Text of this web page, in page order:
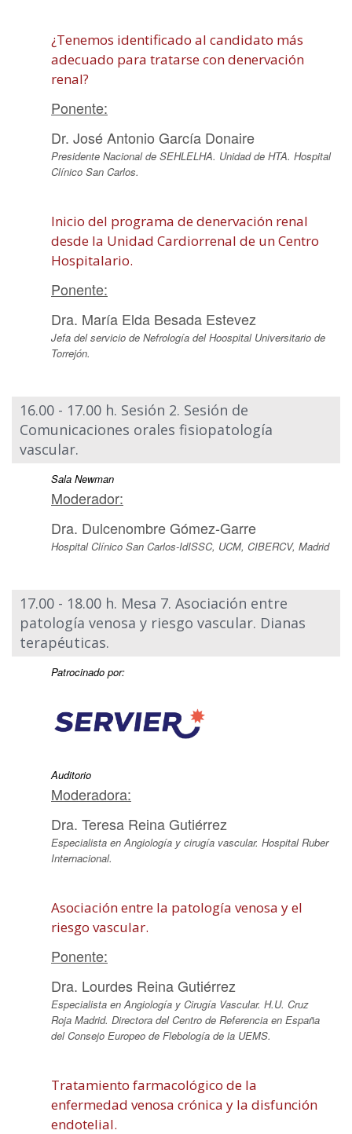
¿Tenemos identificado al candidato más
adecuado para tratarse con denervación
renal?
Ponente:
Dr. José Antonio García Donaire
Presidente Nacional de SEHLELHA. Unidad de HTA. Hospital
Clínico San Carlos.
Inicio del programa de denervación renal
desde la Unidad Cardiorrenal de un Centro
Hospitalario.
Ponente:
Dra. María Elda Besada Estevez
Jefa del servicio de Nefrología del Hoospital Universitario de
Torrejón.
16.00 - 17.00 h. Sesión 2. Sesión de
Comunicaciones orales fisiopatología
vascular.
Sala Newman
Moderador:
Dra. Dulcenombre Gómez-Garre
Hospital Clínico San Carlos-IdISSC, UCM, CIBERCV, Madrid
17.00 - 18.00 h. Mesa 7. Asociación entre
patología venosa y riesgo vascular. Dianas
terapéuticas.
Patrocinado por:
Auditorio
Moderadora:
Dra. Teresa Reina Gutiérrez
Especialista en Angiología y cirugía vascular. Hospital Ruber
Internacional.
Asociación entre la patología venosa y el
riesgo vascular.
Ponente:
Dra. Lourdes Reina Gutiérrez
Especialista en Angiología y Cirugía Vascular. H.U. Cruz
Roja Madrid. Directora del Centro de Referencia en España
del Consejo Europeo de Flebología de la UEMS.
Tratamiento farmacológico de la
enfermedad venosa crónica y la disfunción
endotelial.